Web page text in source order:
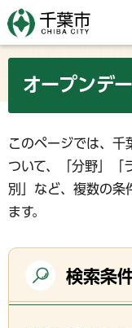
オープンデ
このページでは、千
ついて、「分野」「
別」など、複数の条
ます。
検索条